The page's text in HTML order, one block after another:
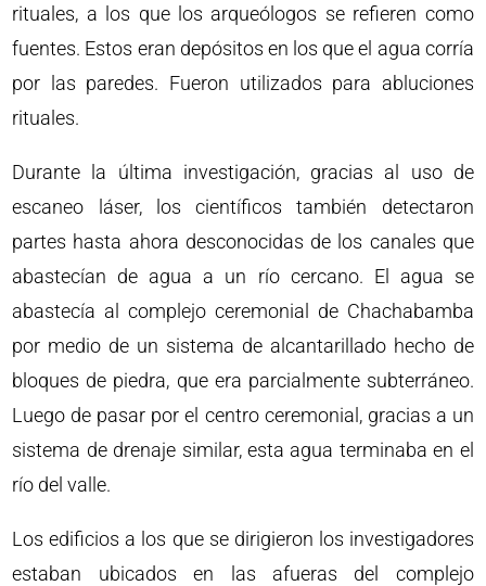
rituales, a los que los arqueólogos se refieren como
fuentes. Estos eran depósitos en los que el agua corría
por las paredes. Fueron utilizados para abluciones
rituales.
Durante la última investigación, gracias al uso de
escaneo láser, los científicos también detectaron
partes hasta ahora desconocidas de los canales que
abastecían de agua a un río cercano. El agua se
abastecía al complejo ceremonial de Chachabamba
por medio de un sistema de alcantarillado hecho de
bloques de piedra, que era parcialmente subterráneo.
Luego de pasar por el centro ceremonial, gracias a un
sistema de drenaje similar, esta agua terminaba en el
río del valle.
Los edificios a los que se dirigieron los investigadores
estaban ubicados en las afueras del complejo